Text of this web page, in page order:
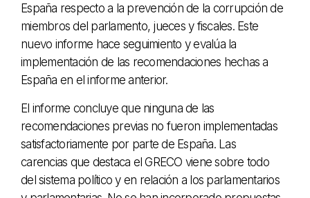
España respecto a la prevención de la corrupción de
miembros del parlamento, jueces y fiscales. Este
nuevo informe hace seguimiento y evalúa la
implementación de las recomendaciones hechas a
España en el informe anterior.
El informe concluye que ninguna de las
recomendaciones previas no fueron implementadas
satisfactoriamente por parte de España. Las
carencias que destaca el GRECO viene sobre todo
del sistema político y en relación a los parlamentarios